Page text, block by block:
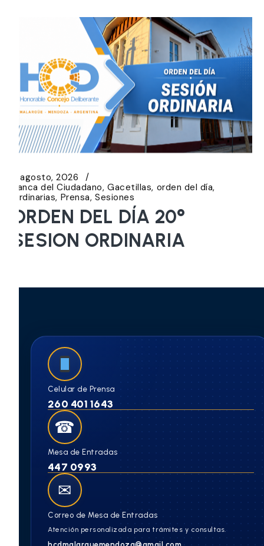
5 agosto, 2026
Banca del Ciudadano Gacetillas orden del día
Ordinarias Prensa Sesiones
ORDEN DEL DÍA 20°
SESION ORDINARIA
Celular de Prensa
260 401 1643
☎
Mesa de Entradas
447 0993
✉
Correo de Mesa de Entradas
Atención personalizada para trámites y consultas.